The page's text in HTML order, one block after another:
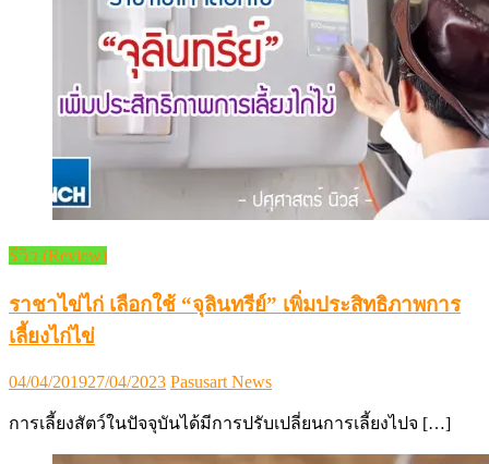
รีวิว (Review)
ราชาไข่ไก่ เลือกใช้ “จุลินทรีย์” เพิ่มประสิทธิภาพการ
เลี้ยงไก่ไข่
Posted
04/04/201927/04/2023 Author
Pasusart News
การเลี้ยงสัตว์ในปัจจุบันได้มีการปรับเปลี่ยนการเลี้ยงไปจ […]